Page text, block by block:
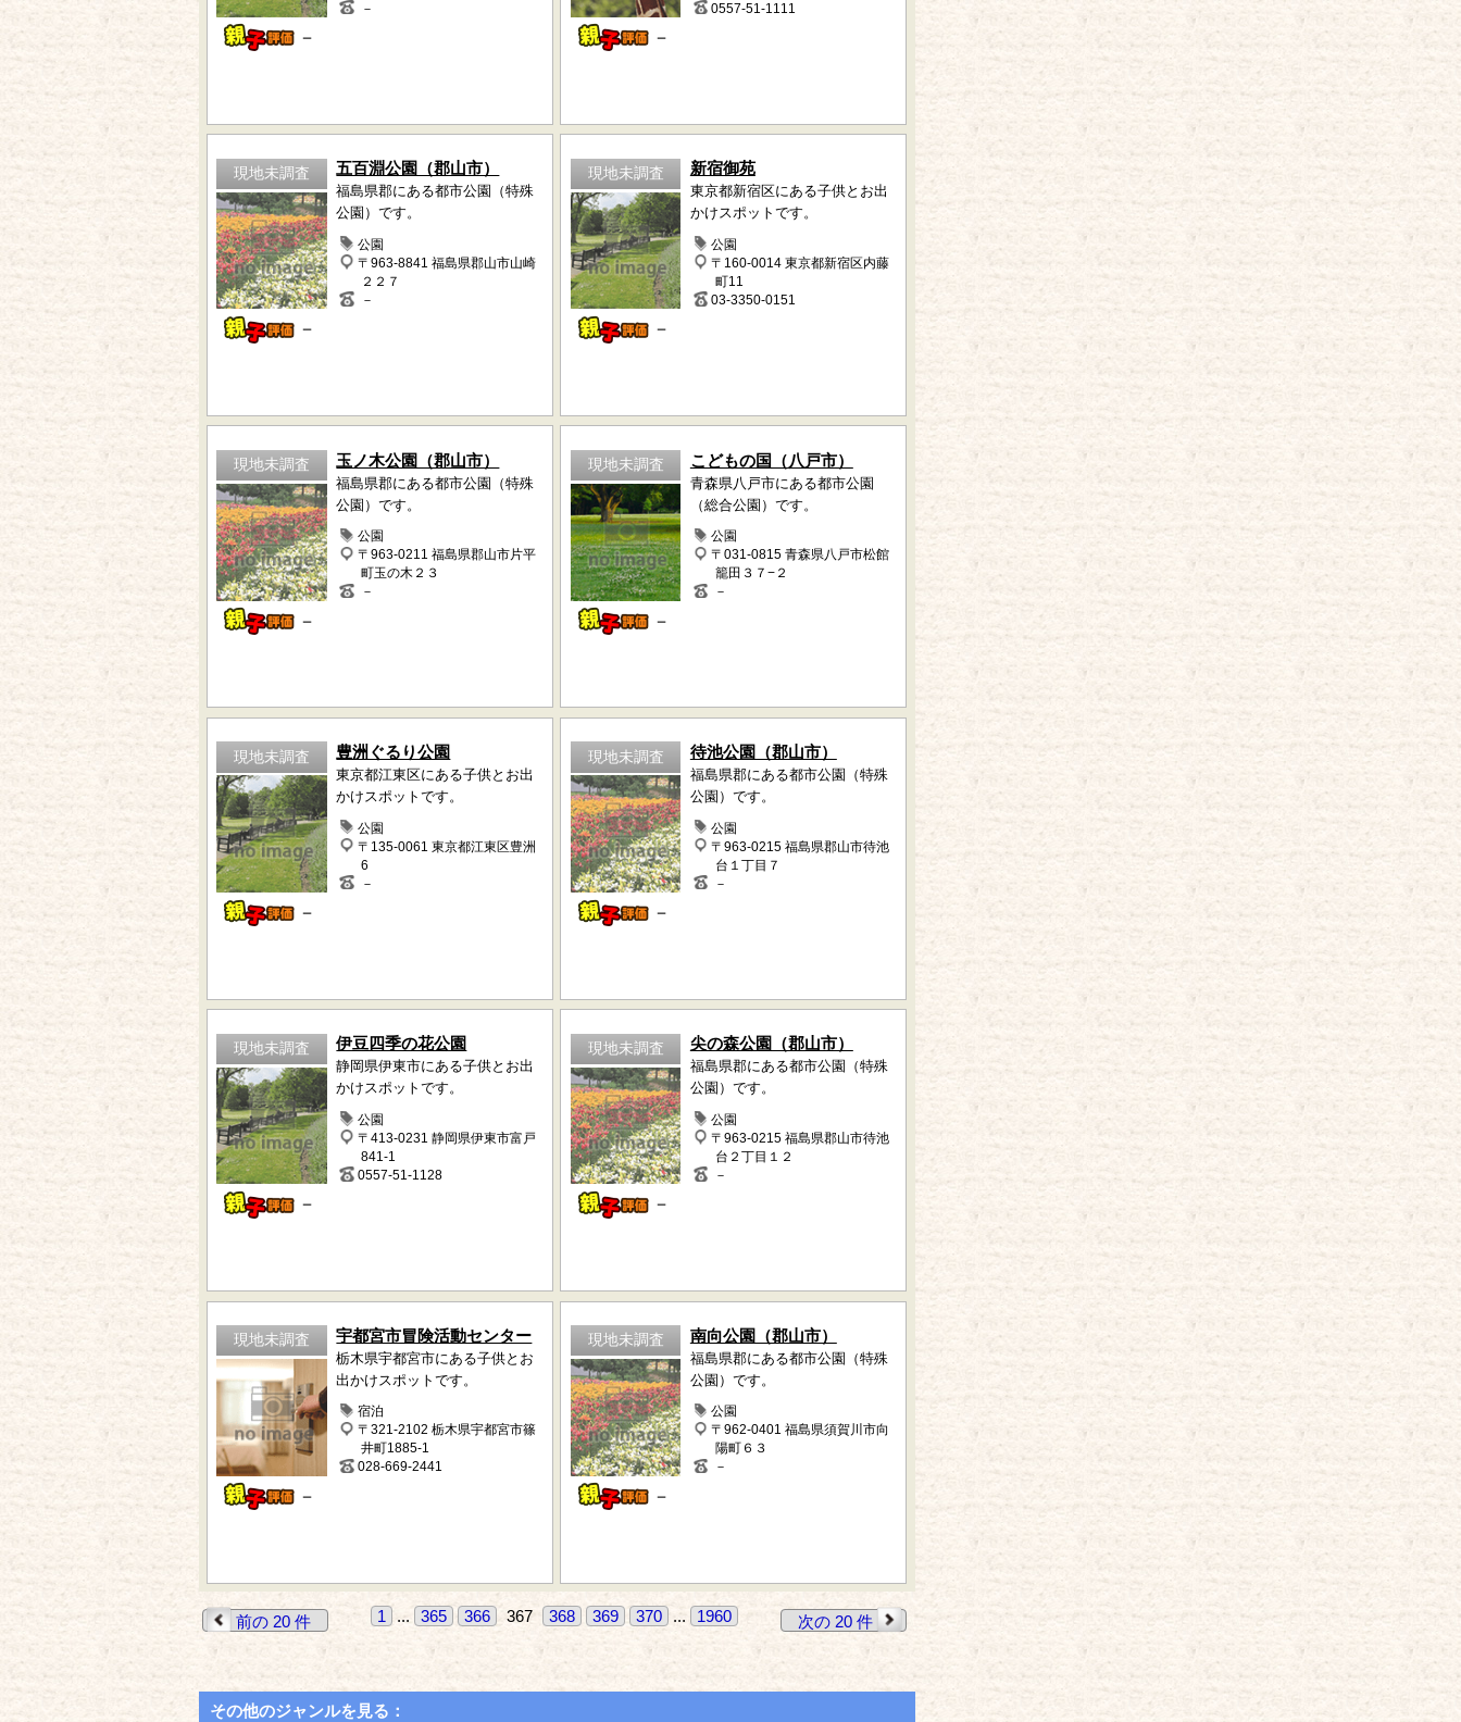
－
－
－
0557-51-1111
現地未調査
－
五百淵公園（郡山市）
福島県郡にある都市公園（特殊
公園）です。
公園
〒963-8841 福島県郡山市山崎
２２７
－
現地未調査
－
新宿御苑
東京都新宿区にある子供とお出
かけスポットです。
公園
〒160-0014 東京都新宿区内藤
町11
03-3350-0151
現地未調査
－
玉ノ木公園（郡山市）
福島県郡にある都市公園（特殊
公園）です。
公園
〒963-0211 福島県郡山市片平
町玉の木２３
－
現地未調査
－
こどもの国（八戸市）
青森県八戸市にある都市公園
（総合公園）です。
公園
〒031-0815 青森県八戸市松館
籠田３７−２
－
現地未調査
－
豊洲ぐるり公園
東京都江東区にある子供とお出
かけスポットです。
公園
〒135-0061 東京都江東区豊洲
6
－
現地未調査
－
待池公園（郡山市）
福島県郡にある都市公園（特殊
公園）です。
公園
〒963-0215 福島県郡山市待池
台１丁目７
－
現地未調査
－
伊豆四季の花公園
静岡県伊東市にある子供とお出
かけスポットです。
公園
〒413-0231 静岡県伊東市富戸
841-1
0557-51-1128
現地未調査
－
尖の森公園（郡山市）
福島県郡にある都市公園（特殊
公園）です。
公園
〒963-0215 福島県郡山市待池
台２丁目１２
－
現地未調査
－
宇都宮市冒険活動センター
栃木県宇都宮市にある子供とお
出かけスポットです。
宿泊
〒321-2102 栃木県宇都宮市篠
井町1885-1
028-669-2441
現地未調査
－
南向公園（郡山市）
福島県郡にある都市公園（特殊
公園）です。
公園
〒962-0401 福島県須賀川市向
陽町６３
－
前の 20 件 1 ... 365 366 367 368 369 370 ... 1960 次の 20 件
その他のジャンルを見る：